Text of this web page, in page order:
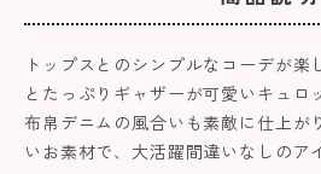
トップスとのシンプルなコーデが楽
とたっぷりギャザーが可愛いキュ
布帛デニムの風合いも素敵に仕上が
いお素材で、大活躍間違いなしのア